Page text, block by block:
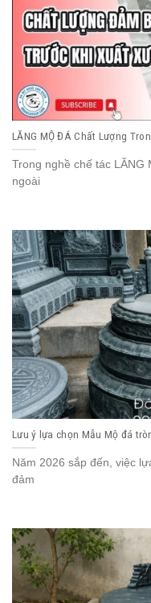
LĂNG MỘ ĐÁ Chất Lượng
Trong nghề chế tác
ngoài
Lưu ý lựa chọn Mẫu Mộ đá
Năm 2026 sắp đến, việc
đảm